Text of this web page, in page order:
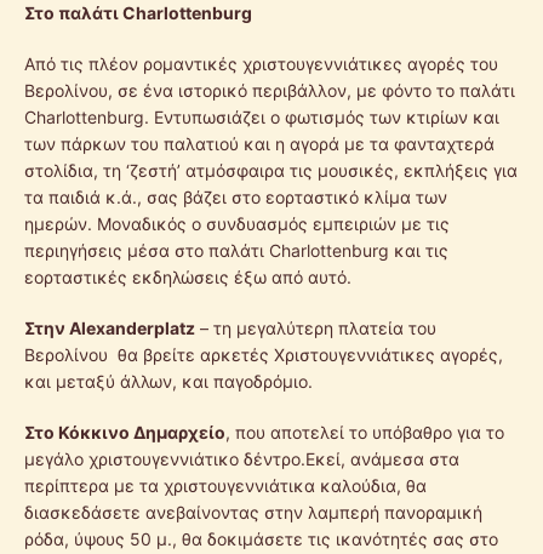
Στο παλάτι Charlottenburg
Από τις πλέον ρομαντικές χριστουγεννιάτικες αγορές του
Βερολίνου, σε ένα ιστορικό περιβάλλον, με φόντο το παλάτι
Charlottenburg. Εντυπωσιάζει ο φωτισμός των κτιρίων και
των πάρκων του παλατιού και η αγορά με τα φανταχτερά
στολίδια, τη ‘ζεστή’ ατμόσφαιρα τις μουσικές, εκπλήξεις για
τα παιδιά κ.ά., σας βάζει στο εορταστικό κλίμα των
ημερών. Μοναδικός ο συνδυασμός εμπειριών με τις
περιηγήσεις μέσα στο παλάτι Charlottenburg και τις
εορταστικές εκδηλώσεις έξω από αυτό.
Στην Alexanderplatz – τη μεγαλύτερη πλατεία του
Βερολίνου θα βρείτε αρκετές Χριστουγεννιάτικες αγορές,
και μεταξύ άλλων, και παγοδρόμιο.
Στο Κόκκινο Δημαρχείο, που αποτελεί το υπόβαθρο για το
μεγάλο χριστουγεννιάτικο δέντρο.Εκεί, ανάμεσα στα
περίπτερα με τα χριστουγεννιάτικα καλούδια, θα
διασκεδάσετε ανεβαίνοντας στην λαμπερή πανοραμική
ρόδα, ύψους 50 μ., θα δοκιμάσετε τις ικανότητές σας στο